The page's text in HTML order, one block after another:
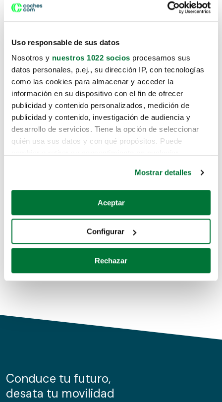
Uso responsable de sus datos
Nosotros y nuestros 1022 socios procesamos sus
datos personales, p.ej., su dirección IP, con tecnologías
como las cookies para almacenar y acceder la
información en su dispositivo con el fin de ofrecer
publicidad y contenido personalizados, medición de
publicidad y contenido, investigación de audiencia y
desarrollo de servicios. Tiene la opción de seleccionar
quién usa sus datos y con qué propósitos. Puede
Si lo permite, también quisiéramos:
Recopilar información sobre su ubicación geográfica
Identificar su dispositivo analizándolo activamente
para buscar características específicas (huellas
Obtenga más información sobre cómo se procesan sus
de cookies.
información sobre el uso que haga del sitio web con
nuestros partners de redes sociales, publicidad y análisis
Mostrar detalles
Aceptar
Configurar
Rechazar
Lo sentimos, no sabemos como
te hemos traido hasta aquí.
Pero puedes encontrar el coche que estás
buscando en alguno de estos enlaces:
Coches de segunda mano
Coches de km0
Conduce tu futuro,
desata tu movilidad